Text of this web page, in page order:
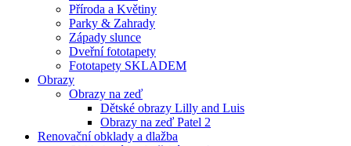
Příroda a Květiny
Parky & Zahrady
Západy slunce
Dveřní fototapety
Fototapety SKLADEM
Obrazy
Obrazy na zeď
Dětské obrazy Lilly and Luis
Obrazy na zeď Patel 2
Renovační obklady a dlažba